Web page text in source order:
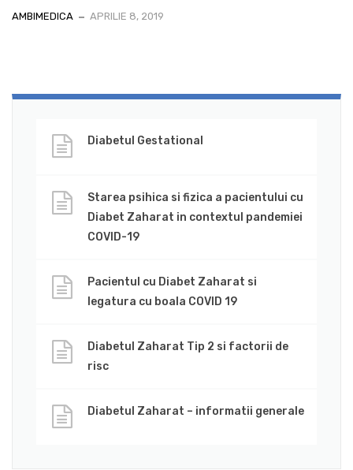
AMBIMEDICA APRILIE 8, 2019
Diabetul Gestational
Starea psihica si fizica a pacientului cu
Diabet Zaharat in contextul pandemiei
COVID-19
Pacientul cu Diabet Zaharat si
legatura cu boala COVID 19
Diabetul Zaharat Tip 2 si factorii de
risc
Diabetul Zaharat – informatii generale